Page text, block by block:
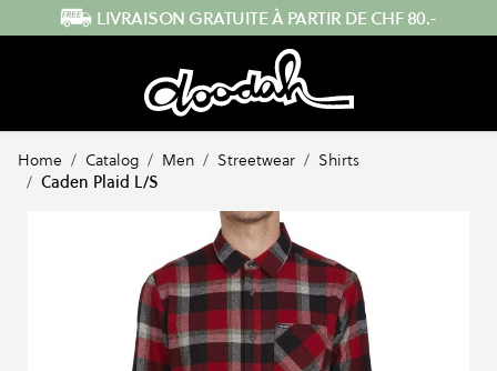
Skip to Content ENVOI RAPIDE DEPUIS LA SUISSE
Home / Catalog / Men / Streetwear / Shirts
/ Caden Plaid L/S